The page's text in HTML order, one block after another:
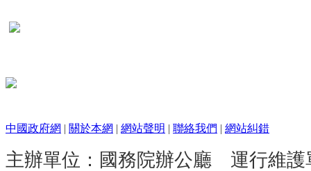
中國政府網 | 關於本網 | 網站聲明 | 聯絡我們 | 網站糾錯
主辦單位：國務院辦公廳 運行維護